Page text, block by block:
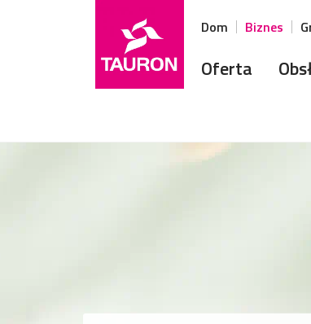
Dom Biznes
Oferta